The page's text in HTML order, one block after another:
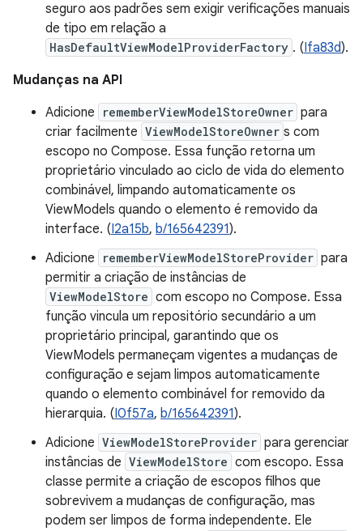
seguro aos padrões sem exigir verificações manuais
de tipo em relação a
HasDefaultViewModelProviderFactory . (Ifa83d).
Mudanças na API
Adicione
rememberViewModelStoreOwner para
criar facilmente ViewModelStoreOwner s com
escopo no Compose. Essa função retorna um
proprietário vinculado ao ciclo de vida do elemento
combinável, limpando automaticamente os
ViewModels quando o elemento é removido da
interface. (I2a15b, b/165642391).
Adicione
rememberViewModelStoreProvider para
permitir a criação de instâncias de
ViewModelStore com escopo no Compose. Essa
função vincula um repositório secundário a um
proprietário principal, garantindo que os
ViewModels permaneçam vigentes a mudanças de
configuração e sejam limpos automaticamente
quando o elemento combinável for removido da
hierarquia. (I0f57a, b/165642391).
Adicione ViewModelStoreProvider para gerenciar
instâncias de ViewModelStore com escopo. Essa
classe permite a criação de escopos filhos que
sobrevivem a mudanças de configuração, mas
podem ser limpos de forma independente. Ele